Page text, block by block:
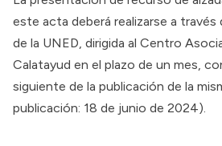
este acta deberá realizarse a través
de la UNED, dirigida al Centro
Calatayud en el plazo de un mes,
siguiente de la publicación de la
publicación: 18 de junio de 2024).